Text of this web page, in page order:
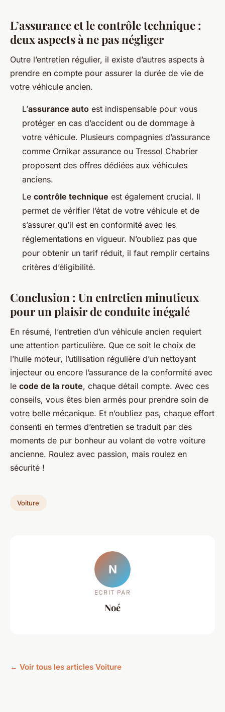
L’assurance et le contrôle technique :
deux aspects à ne pas négliger
Outre l’entretien régulier, il existe d’autres aspects à
prendre en compte pour assurer la durée de vie de
votre véhicule ancien.
L’assurance auto est indispensable pour vous
protéger en cas d’accident ou de dommage à
votre véhicule. Plusieurs compagnies d’assurance
comme Ornikar assurance ou Tressol Chabrier
proposent des offres dédiées aux véhicules
anciens.
Le contrôle technique est également crucial. Il
permet de vérifier l’état de votre véhicule et de
s’assurer qu’il est en conformité avec les
réglementations en vigueur. N’oubliez pas que
pour obtenir un tarif réduit, il faut remplir certains
critères d’éligibilité.
Conclusion : Un entretien minutieux
pour un plaisir de conduite inégalé
En résumé, l’entretien d’un véhicule ancien requiert
une attention particulière. Que ce soit le choix de
l’huile moteur, l’utilisation régulière d’un nettoyant
injecteur ou encore l’assurance de la conformité avec
le code de la route, chaque détail compte. Avec ces
conseils, vous êtes bien armés pour prendre soin de
votre belle mécanique. Et n’oubliez pas, chaque effort
consenti en termes d’entretien se traduit par des
moments de pur bonheur au volant de votre voiture
ancienne. Roulez avec passion, mais roulez en
sécurité !
Voiture
N
ECRIT PAR
Noé
← Voir tous les articles Voiture